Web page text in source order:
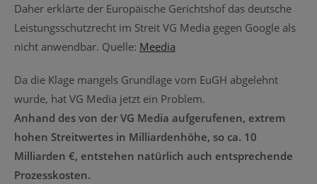
Daher erklärte der Europäische Gerichtshof das deutsche
Leistungsschutzrecht im Streit VG Media gegen Google als
nicht anwendbar. Quelle: Meedia
Da die Klage mangels Grundlage vom EuGH abgelehnt
wurde, hat VG Media jetzt ein Problem.
Anhand des von der VG Media aufgerufenen, extrem
hohen Streitwertes in Milliardenhöhe, so ca. 10
Milliarden €, entstehen natürlich auch entsprechende
Prozesskosten.